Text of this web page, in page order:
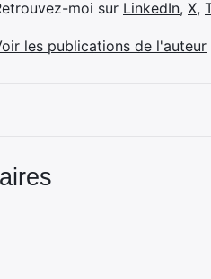
moi sur LinkedIn, X,
les publications de l'auteur